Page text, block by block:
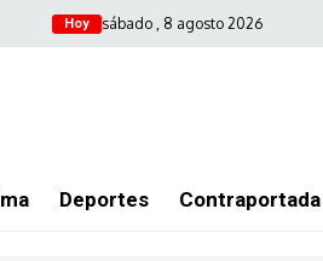
Hoy sábado , 8 agosto 2026
Deportes Contraportada